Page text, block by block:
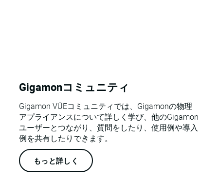
Gigamonコミュニティ
Gigamon VÜEコミュニティでは、Gigamonの物理
アプライアンスについて詳しく学び、他のGigamon
ユーザーとつながり、質問をしたり、使用例や導入
例を共有したりできます。
もっと詳しく